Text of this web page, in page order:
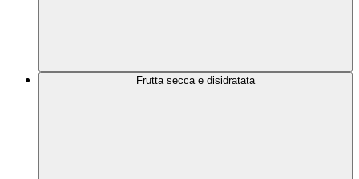
Frutta secca e disidratata